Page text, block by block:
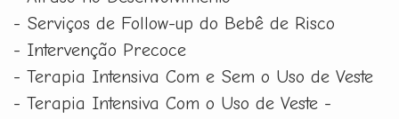
- Serviços de Follow-up do Bebê de Risco
- Intervenção Precoce
- Terapia Intensiva Com e Sem o Uso de Veste
- Terapia Intensiva Com o Uso de Veste -